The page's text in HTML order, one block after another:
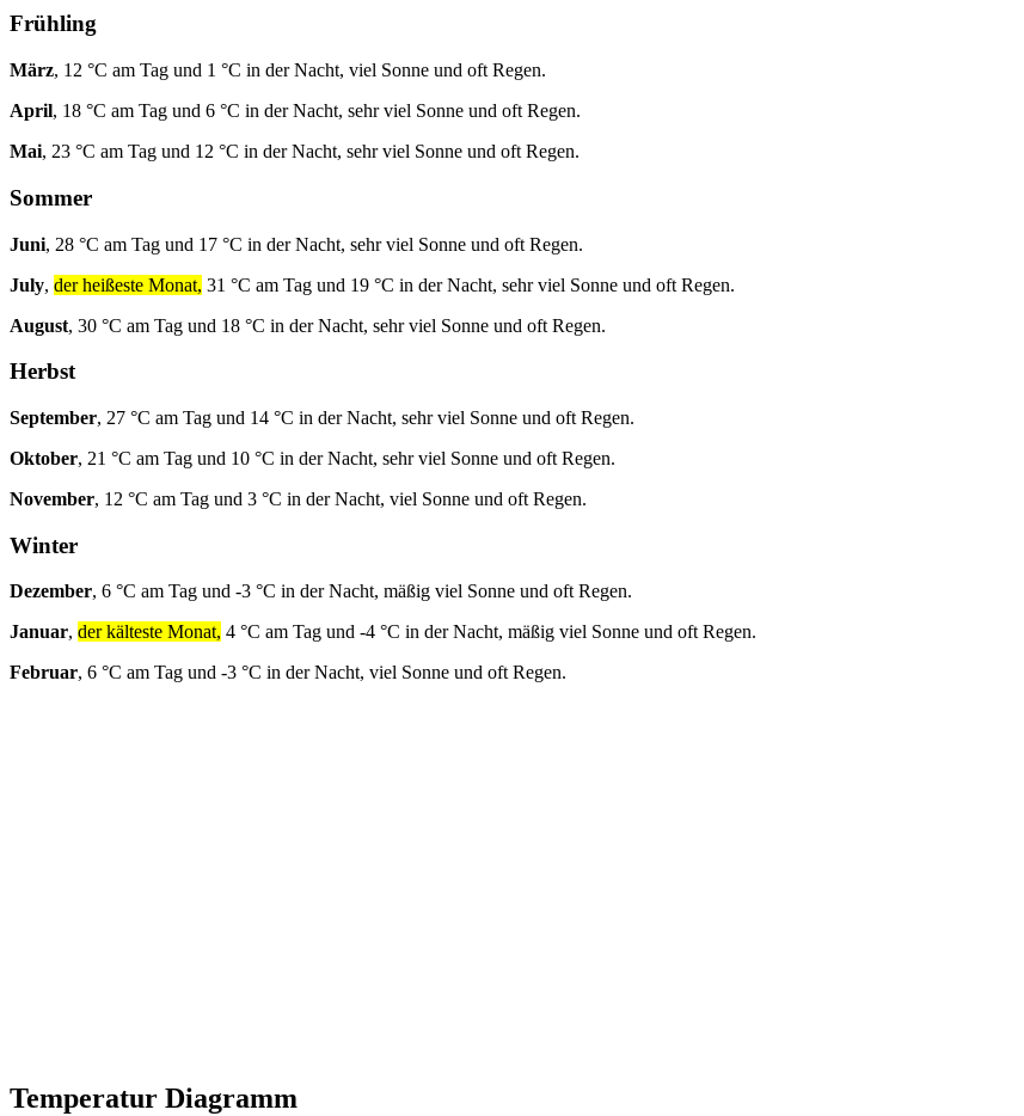
Frühling
März, 12 °C am Tag und 1 °C in der Nacht, viel Sonne und oft Regen.
April, 18 °C am Tag und 6 °C in der Nacht, sehr viel Sonne und oft Regen.
Mai, 23 °C am Tag und 12 °C in der Nacht, sehr viel Sonne und oft Regen.
Sommer
Juni, 28 °C am Tag und 17 °C in der Nacht, sehr viel Sonne und oft Regen.
July, der heißeste Monat, 31 °C am Tag und 19 °C in der Nacht, sehr viel Sonne und oft Regen.
August, 30 °C am Tag und 18 °C in der Nacht, sehr viel Sonne und oft Regen.
Herbst
September, 27 °C am Tag und 14 °C in der Nacht, sehr viel Sonne und oft Regen.
Oktober, 21 °C am Tag und 10 °C in der Nacht, sehr viel Sonne und oft Regen.
November, 12 °C am Tag und 3 °C in der Nacht, viel Sonne und oft Regen.
Winter
Dezember, 6 °C am Tag und -3 °C in der Nacht, mäßig viel Sonne und oft Regen.
Januar, der kälteste Monat, 4 °C am Tag und -4 °C in der Nacht, mäßig viel Sonne und oft Regen.
Februar, 6 °C am Tag und -3 °C in der Nacht, viel Sonne und oft Regen.
Temperatur Diagramm